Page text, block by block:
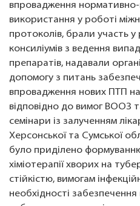
впровадження
використання у роботі
протоколів, брали участь у
консиліумів з ведення
препаратів, надавали
допомогу з питань
впровадження нових ПТП на
відповідно до вимог ВООЗ
семінари із залученням
Херсонської та Сумської
було приділено
хіміотерапії хворих на
стійкістю, вимогам
необхідності забезпечення